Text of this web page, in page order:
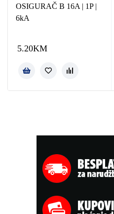
OSIGURAČ B 16A | 1P |
6kA
5.20KM